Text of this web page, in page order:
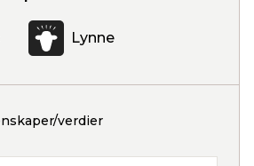
Lynne
verdier